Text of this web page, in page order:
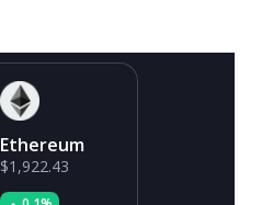
Ethereum
$1,922.43